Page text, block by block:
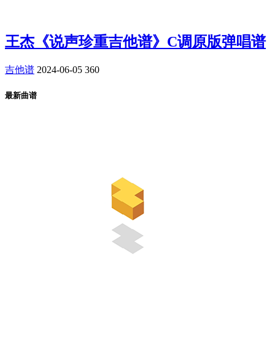
王杰《说声珍重吉他谱》C调原版弹唱谱
吉他谱 2024-06-05 360
最新曲谱